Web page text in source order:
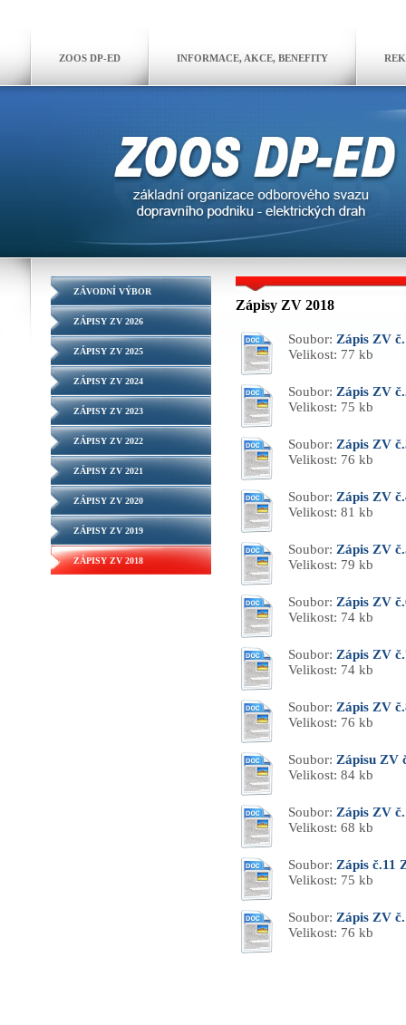
Zápisy ZV 2018
Soubor: Zápis ZV
Velikost: 77 kb
Soubor: Zápis ZV
Velikost: 75 kb
Soubor: Zápis ZV
Velikost: 76 kb
Soubor: Zápis ZV
Velikost: 81 kb
Soubor: Zápis ZV
Velikost: 79 kb
Soubor: Zápis ZV
Velikost: 74 kb
Soubor: Zápis ZV
Velikost: 74 kb
Soubor: Zápis ZV
Velikost: 76 kb
Soubor: Zápisu ZV
Velikost: 84 kb
Soubor: Zápis ZV
Velikost: 68 kb
Soubor: Zápis č.11
Velikost: 75 kb
Soubor: Zápis ZV
Velikost: 76 kb
ZÁVODNÍ VÝBOR
ZÁPISY ZV 2026
ZÁPISY ZV 2025
ZÁPISY ZV 2024
ZÁPISY ZV 2023
ZÁPISY ZV 2022
ZÁPISY ZV 2021
ZÁPISY ZV 2020
ZÁPISY ZV 2019
ZÁPISY ZV 2018
ZOOS DP-ED INFORMACE, AKCE, BENEFITY